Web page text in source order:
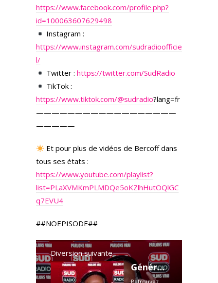
https://www.facebook.com/profile.php?
id=100063607629498
Instagram :
https://www.instagram.com/sudradioofficie
l/
Twitter :https://twitter.com/SudRadio
TikTok :
https://www.tiktok.com/@sudradio?lang=fr
——————————————————
—————
Et pour plus de vidéos de Bercoff dans
tous ses états :
https://www.youtube.com/playlist?
list=PLaXVMKmPLMDQe5oKZlhHutOQlGC
q7EVU4
##NOEPISODE##
Diversion suivante
Génération de "Tanguy", fête des mères : les perles du 23/05